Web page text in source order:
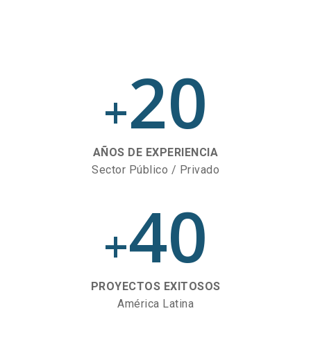
+20
AÑOS DE EXPERIENCIA
Sector Público / Privado
+40
PROYECTOS EXITOSOS
América Latina